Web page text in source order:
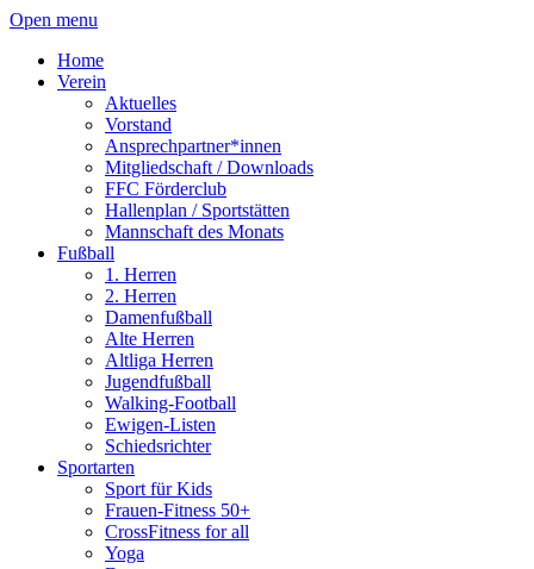
Open menu
Home
Verein
Aktuelles
Vorstand
Ansprechpartner*innen
Mitgliedschaft / Downloads
FFC Förderclub
Hallenplan / Sportstätten
Mannschaft des Monats
Fußball
1. Herren
2. Herren
Damenfußball
Alte Herren
Altliga Herren
Jugendfußball
Walking-Football
Ewigen-Listen
Schiedsrichter
Sportarten
Sport für Kids
Frauen-Fitness 50+
CrossFitness for all
Yoga